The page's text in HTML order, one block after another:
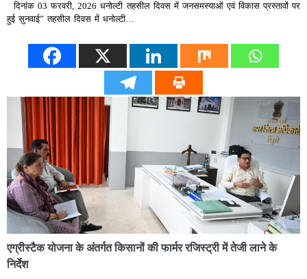
दिनांक 03 फरवरी, 2026 धनोल्टी तहसील दिवस में जनसमस्याओं एवं विकास प्रस्तावों पर
हुई सुनवाई” तहसील दिवस में धनोल्टी…
एग्रीस्टैक योजना के अंतर्गत किसानों की फार्मर रजिस्ट्री में तेजी लाने के
निर्देश